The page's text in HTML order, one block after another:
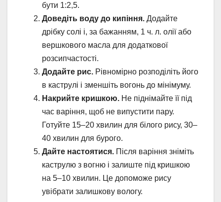
бути 1:2,5.
Доведіть воду до кипіння. Додайте
дрібку солі і, за бажанням, 1 ч. л. олії або
вершкового масла для додаткової
розсипчастості.
Додайте рис. Рівномірно розподіліть його
в каструлі і зменшіть вогонь до мінімуму.
Накрийте кришкою. Не піднімайте її під
час варіння, щоб не випустити пару.
Готуйте 15–20 хвилин для білого рису, 30–
40 хвилин для бурого.
Дайте настоятися. Після варіння зніміть
каструлю з вогню і залиште під кришкою
на 5–10 хвилин. Це допоможе рису
увібрати залишкову вологу.